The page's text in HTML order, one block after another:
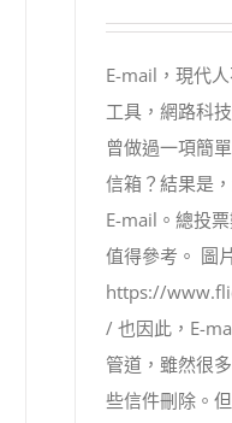
E-mail，現代
工具，網路科
曾做過一項簡
信箱？結果是
E-mail。總投
值得參考。 圖
https://
/ 也因此，E-
管道，雖然很
些信件刪除。